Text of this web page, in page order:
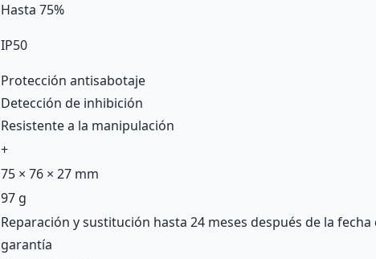
Hasta 75%
IP50
Protección antisabotaje
Detección de inhibición
Resistente a la manipulación
+
75 × 76 × 27 mm
97 g
Reparación y sustitución hasta 24 meses después de la
garantía